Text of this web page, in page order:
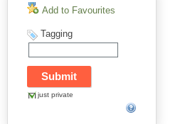
Add to Favourites
Tagging
just private